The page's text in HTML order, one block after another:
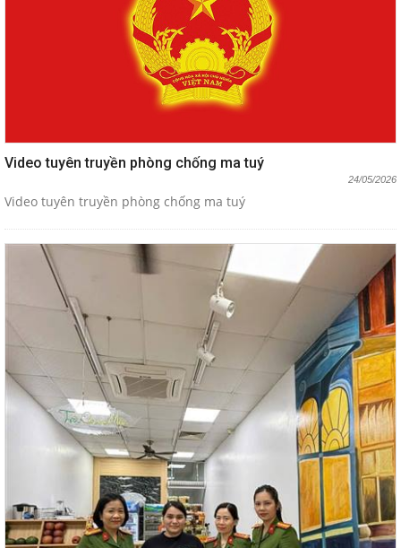
Video tuyên truyền phòng chống ma tuý
24/05/2026
Video tuyên truyền phòng chống ma tuý